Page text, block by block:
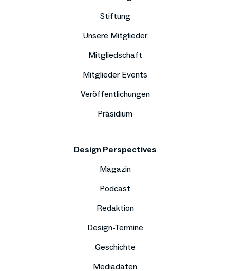
Stiftung
Unsere Mitglieder
Mitgliedschaft
Mitglieder Events
Veröffentlichungen
Präsidium
Design Perspectives
Magazin
Podcast
Redaktion
Design-Termine
Geschichte
Mediadaten